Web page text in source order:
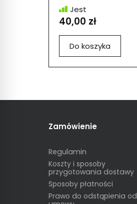
Jest
40,00 zł
Do koszyka
Zamówienie
Regulamin
Koszty i sposoby
przygotowania dostawy
Sposoby płatności
Prawo do odstąpienia od